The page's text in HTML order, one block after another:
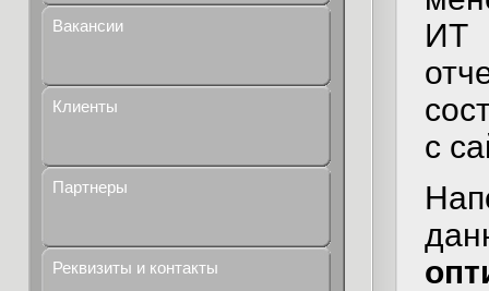
Вакансии
Клиенты
Партнеры
Реквизиты и контакты
ИТ
с